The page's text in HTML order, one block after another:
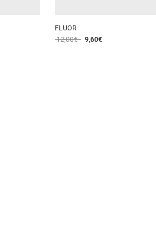
FLUOR
12,00€ 9,60€